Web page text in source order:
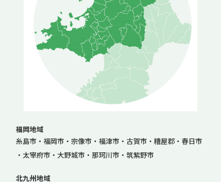
福岡地域
糸島市
福岡市 宗像市 福津市 古賀市 糟屋郡
春日市
太宰府市
大野城市 那珂川市 筑紫野市
北九州地域